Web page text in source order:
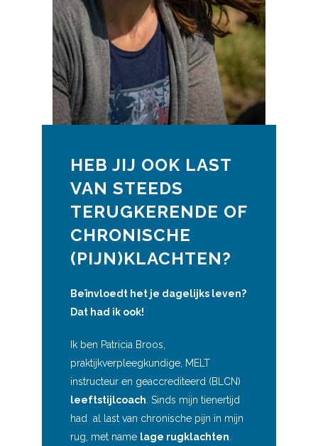
HEB JIJ OOK LAST
VAN STEEDS
TERUGKERENDE OF
CHRONISCHE
(PIJN)KLACHTEN?
Beïnvloedt het je dagelijks leven?
Dat had ik ook!
Ik ben Patricia Broos,
praktijkverpleegkundige, MELT
instructeur en geaccrediteerd (BLCN)
leeftstijlcoach . Sinds mijn tienertijd
had al last van chronische pijn in mijn
rug, met name lage rugklachten